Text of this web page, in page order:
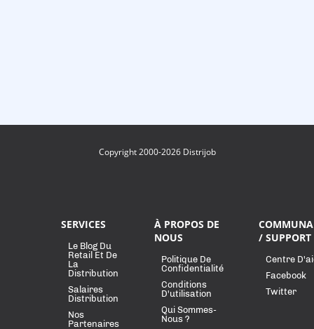
Copyright 2000-2026 Distrijob
SERVICES
Le Blog Du
Retail Et De
La
Distribution
Salaires
Distribution
Nos
Partenaires
À PROPOS DE
NOUS
Politique De
Confidentialité
Conditions
D'utilisation
Qui Sommes-
Nous ?
/ SUPPORT
Centre
Facebook
Twitter